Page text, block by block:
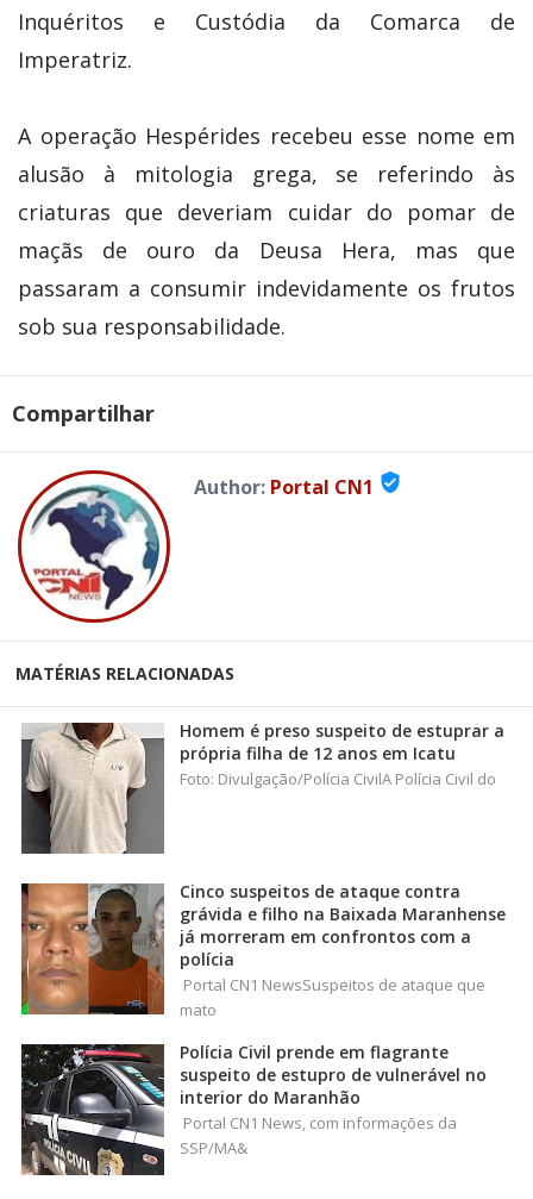
Inquéritos e Custódia da Comarca de
Imperatriz.
A operação Hespérides recebeu esse nome em
alusão à mitologia grega, se referindo às
criaturas que deveriam cuidar do pomar de
maçãs de ouro da Deusa Hera, mas que
passaram a consumir indevidamente os frutos
sob sua responsabilidade.
Compartilhar
Author: Portal CN1 verified_user
MATÉRIAS RELACIONADAS
Homem é preso suspeito de estuprar a
própria filha de 12 anos em Icatu
Foto: Divulgação/Polícia CivilA Polícia Civil do
Cinco suspeitos de ataque contra
grávida e filho na Baixada Maranhense
já morreram em confrontos com a
polícia
Portal CN1 NewsSuspeitos de ataque que
mato
Polícia Civil prende em flagrante
suspeito de estupro de vulnerável no
interior do Maranhão
Portal CN1 News, com informações da
SSP/MA&